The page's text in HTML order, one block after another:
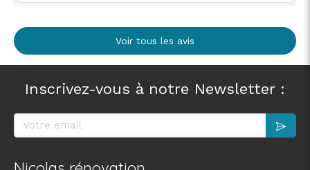
Voir tous les avis
Inscrivez-vous à notre Newsletter :
Votre email